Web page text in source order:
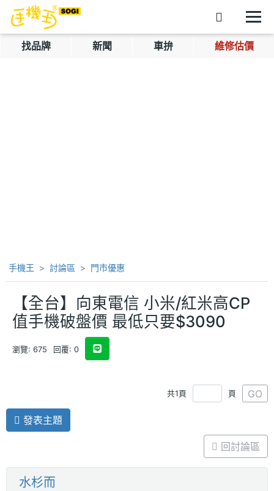
找品牌 新聞 車拚 維修估價
手機王 討論區 門市優惠
【全台】向東電信 小米/紅米高CP
值手機破盤價 最低只要$3090
瀏覽: 675 回覆: 0
共1頁 頁 GO
發表主題
回討論區
水杉而